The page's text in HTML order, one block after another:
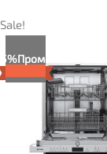
Sale!
5%Промо
(715.83
лв.).